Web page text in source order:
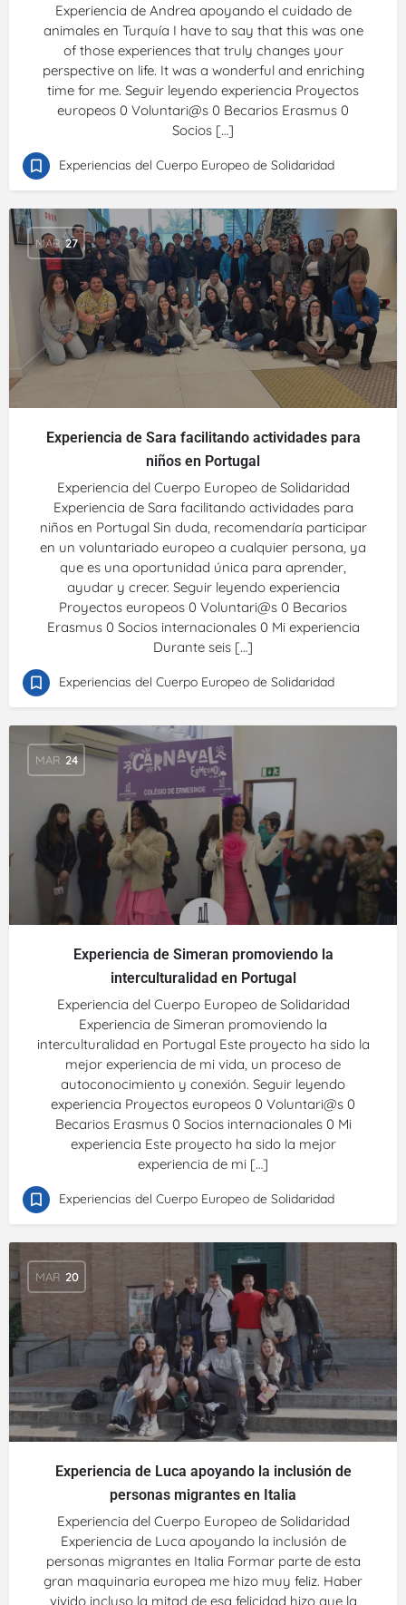
Experiencia de Andrea apoyando el cuidado de
animales en Turquía I have to say that this was one
of those experiences that truly changes your
perspective on life. It was a wonderful and enriching
time for me. Seguir leyendo experiencia Proyectos
europeos 0 Voluntari@s 0 Becarios Erasmus 0
Socios […]
Experiencias del Cuerpo Europeo de Solidaridad
MAR 27
Experiencia de Sara facilitando actividades para
niños en Portugal
Experiencia del Cuerpo Europeo de Solidaridad
Experiencia de Sara facilitando actividades para
niños en Portugal Sin duda, recomendaría participar
en un voluntariado europeo a cualquier persona, ya
que es una oportunidad única para aprender,
ayudar y crecer. Seguir leyendo experiencia
Proyectos europeos 0 Voluntari@s 0 Becarios
Erasmus 0 Socios internacionales 0 Mi experiencia
Durante seis […]
Experiencias del Cuerpo Europeo de Solidaridad
MAR 24
Experiencia de Simeran promoviendo la
interculturalidad en Portugal
Experiencia del Cuerpo Europeo de Solidaridad
Experiencia de Simeran promoviendo la
interculturalidad en Portugal Este proyecto ha sido la
mejor experiencia de mi vida, un proceso de
autoconocimiento y conexión. Seguir leyendo
experiencia Proyectos europeos 0 Voluntari@s 0
Becarios Erasmus 0 Socios internacionales 0 Mi
experiencia Este proyecto ha sido la mejor
experiencia de mi […]
Experiencias del Cuerpo Europeo de Solidaridad
MAR 20
Experiencia de Luca apoyando la inclusión de
personas migrantes en Italia
Experiencia del Cuerpo Europeo de Solidaridad
Experiencia de Luca apoyando la inclusión de
personas migrantes en Italia Formar parte de esta
gran maquinaria europea me hizo muy feliz. Haber
vivido incluso la mitad de esa felicidad hizo que la